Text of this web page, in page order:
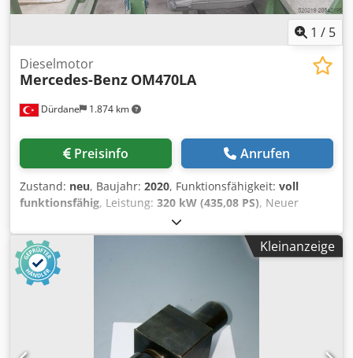
1 / 5
Dürdane 1.874 km
Dieselmotor
Mercedes-Benz OM470LA
Preisinfo Anrufen
Zustand: neu, Baujahr: 2020, Funktionsfähigkeit: voll
funktionsfähig, Leistung: 320 kW (435,08 PS), Neuer
Mercedes-Benz OM 470 Motor. Geeignet für verschiedene
Krane. Preis auf Anfrage, weitere Motoren verfügbar.
Codpfx Aaoxw R Dxjyjha
Kleinanzeige